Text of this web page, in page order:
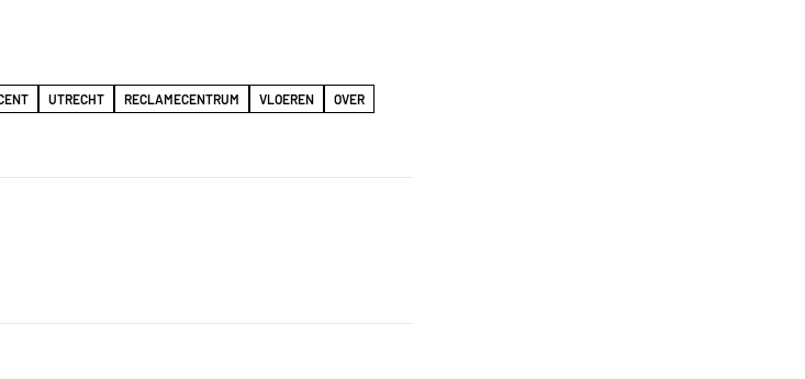
UTRECHT RECLAMECENTRUM VLOEREN
OVER